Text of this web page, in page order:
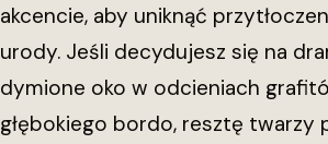
akcencie, aby uniknąć
urody. Jeśli decydujesz się na
dymione oko w odcieniach
głębokiego bordo, resztę twarzy